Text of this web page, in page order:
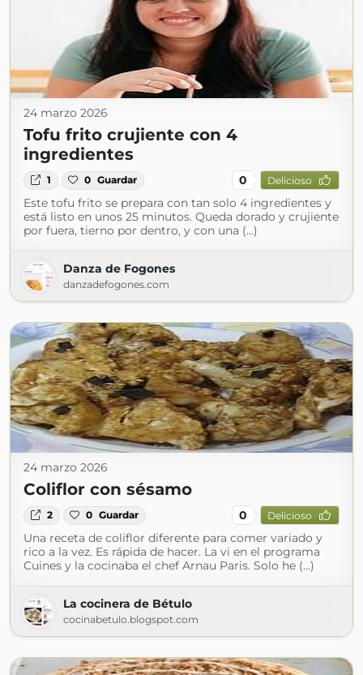
24 marzo 2026
Tofu frito crujiente con 4
ingredientes
1 0 Guardar 0 Delicioso
Este tofu frito se prepara con tan solo 4 ingredientes y
está listo en unos 25 minutos. Queda dorado y crujiente
por fuera, tierno por dentro, y con una (...)
Danza de Fogones
danzadefogones.com
24 marzo 2026
Coliflor con sésamo
2 0 Guardar 0 Delicioso
Una receta de coliflor diferente para comer variado y
rico a la vez. Es rápida de hacer. La vi en el programa
Cuines y la cocinaba el chef Arnau Paris. Solo he (...)
La cocinera de Bétulo
cocinabetulo.blogspot.com